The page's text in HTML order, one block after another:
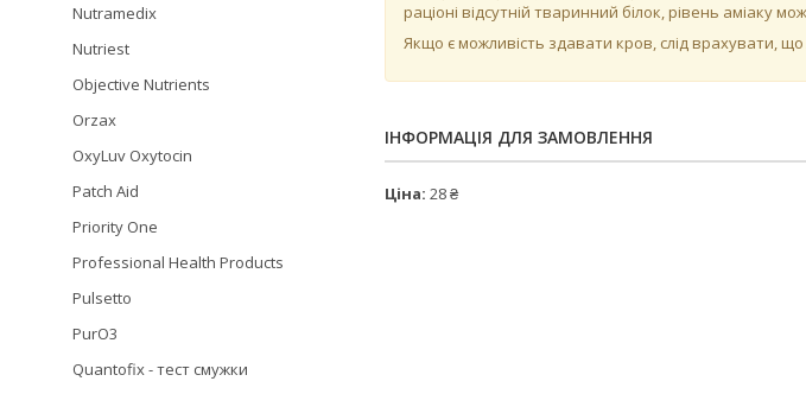
раціоні відсутній тваринний білок, рівень аміаку
Якщо є можливість здавати кров, слід врахувати,
ІНФОРМАЦІЯ ДЛЯ ЗАМОВЛЕННЯ
Ціна: 28 ₴
Nutramedix
Nutriest
Objective Nutrients
Orzax
OxyLuv Oxytocin
Patch Aid
Priority One
Professional Health Products
Pulsetto
PurO3
Quantofix - тест смужки